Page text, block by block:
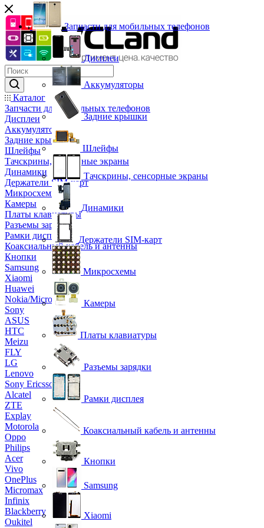
Каталог
Запчасти для мобильных телефонов
Дисплеи
Аккумуляторы
Задние крышки
Шлейфы
Тачскрины, сенсорные экраны
Динамики
Держатели SIM-карт
Микросхемы
Камеры
Платы клавиатуры
Разъемы зарядки
Рамки дисплея
Коаксиальный кабель и антенны
Кнопки
Samsung
Xiaomi
Huawei
Nokia/Microsoft
Sony
ASUS
HTC
Meizu
FLY
LG
Lenovo
Sony Ericsson
Alcatel
ZTE
Explay
Motorola
Oppo
Philips
Acer
Vivo
OnePlus
Micromax
Infinix
Blackberry
Oukitel
Запчасти для мобильных телефонов
Дисплеи
Аккумуляторы
Задние крышки
Шлейфы
Тачскрины, сенсорные экраны
Динамики
Держатели SIM-карт
Микросхемы
Камеры
Платы клавиатуры
Разъемы зарядки
Рамки дисплея
Коаксиальный кабель и антенны
Кнопки
Samsung
Xiaomi